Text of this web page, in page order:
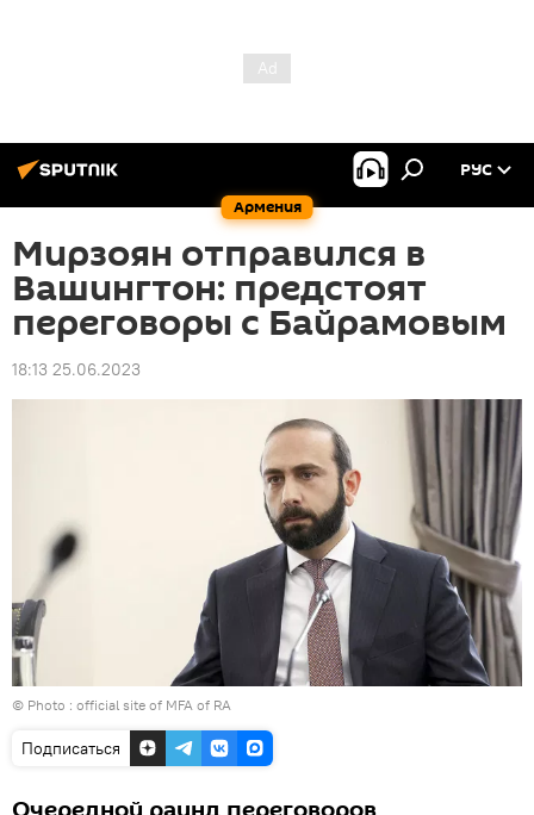
Армения
РУС
Мирзоян отправился в
Вашингтон: предстоят
переговоры с Байрамовым
18:13 25.06.2023
© Photo : official site of MFA of RA
Подписаться